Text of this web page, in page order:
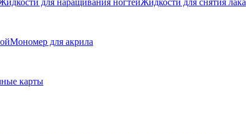
для наращивания ногтейЖидкости для снятия лака
Мономер для акрила
карты